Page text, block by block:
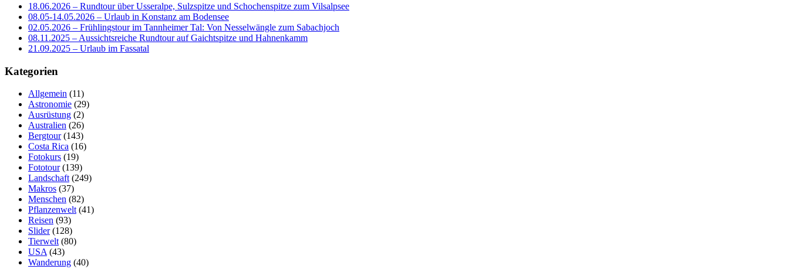
18.06.2026 – Rundtour über Usseralpe, Sulzspitze und Schochenspitze zum Vilsalpsee
08.05-14.05.2026 – Urlaub in Konstanz am Bodensee
02.05.2026 – Frühlingstour im Tannheimer Tal: Von Nesselwängle zum Sabachjoch
08.11.2025 – Aussichtsreiche Rundtour auf Gaichtspitze und Hahnenkamm
21.09.2025 – Urlaub im Fassatal
Kategorien
Allgemein (11)
Astronomie (29)
Ausrüstung (2)
Australien (26)
Bergtour(143)
Costa Rica (16)
Fotokurs (19)
Fototour(139)
Landschaft (249)
Makros (37)
Menschen (82)
Pflanzenwelt (41)
Reisen (93)
Slider(128)
Tierwelt (80)
USA (43)
Wanderung (40)